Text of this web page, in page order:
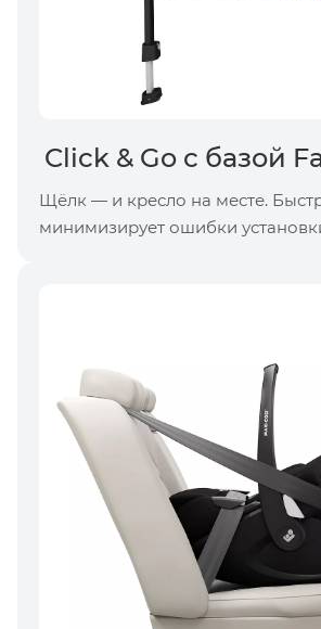
Click & Go с базой
Щёлк — и кресло на месте.
минимизирует ошибки